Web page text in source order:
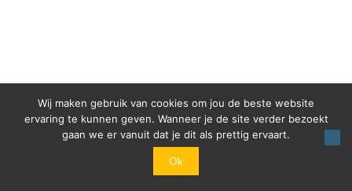
Wij maken gebruik van cookies om jou de beste website
ervaring te kunnen geven. Wanneer je de site verder bezoekt
gaan we er vanuit dat je dit als prettig ervaart.
Ok